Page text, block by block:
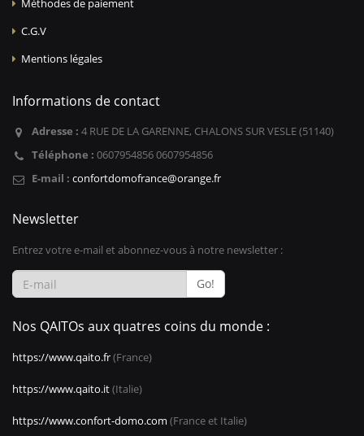
Méthodes de paiement
C.G.V
Mentions légales
Informations de contact
Adresse : 4 RUE DE LA GARENNE, CHALONS SUR VESLE (51140)
Téléphone : 0607954856 0607954856
E-mail : confortdomofrance@orange.fr
Newsletter
Entrez votre e-mail et abonnez-vous à notre newsletter :
Go!
Nos QAITOs aux quatres coins du monde :
https://www.qaito.fr(France)
https://www.qaito.it(Italie)
https://www.confort-domo.com (France et Italie)